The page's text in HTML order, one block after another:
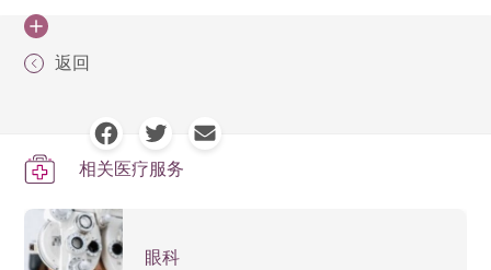
面，家长可增加儿童户外活动的时间，让他们多接触天
然光。阅读及使用电子屏幕时，要注意光线充足及保持
制近视的“阿托品”眼药水剂量极低，大部分儿童也不难适
应。儿童在接受治疗期间，要定期验眼屈光，以评估成
效。倘若近视度数持续加深，便可能要增加“阿托品”眼药
水的剂量和使用次数，以及考虑其他的辅助治疗。
网膜脱落、脉络膜视网膜萎缩、脉络膜坏血管增生、黄
患者，应尽量避免头部受到严重撞击，以减低视网膜脱
落的风险。由于某些深近视的并发症例如青光眼等，早
医生检查，以便及早治疗相关病症。
返回
相关医疗服务
眼科